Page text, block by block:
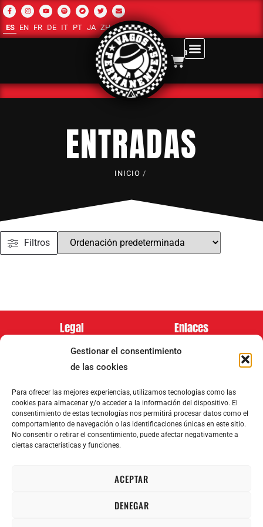
Gestionar el consentimiento
de las cookies
Para ofrecer las mejores experiencias, utilizamos tecnologías como las
cookies para almacenar y/o acceder a la información del dispositivo. El
consentimiento de estas tecnologías nos permitirá procesar datos como el
comportamiento de navegación o las identificaciones únicas en este sitio.
No consentir o retirar el consentimiento, puede afectar negativamente a
ciertas características y funciones.
ACEPTAR
DENEGAR
ES EN FR DE IT PT JA ZH-CN RU AR
0
ENTRADAS
INICIO /
Filtros
Legal
Política de Privacidad
Enlaces
Blog
Biografía